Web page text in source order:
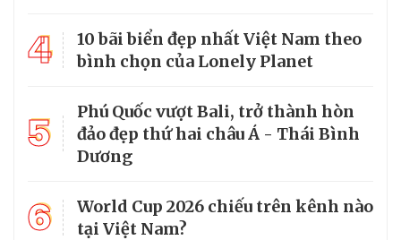
4
10 bãi biển đẹp nhất Việt Nam theo
bình chọn của Lonely Planet
5
Phú Quốc vượt Bali, trở thành hòn
đảo đẹp thứ hai châu Á - Thái Bình
Dương
6
World Cup 2026 chiếu trên kênh nào
tại Việt Nam?